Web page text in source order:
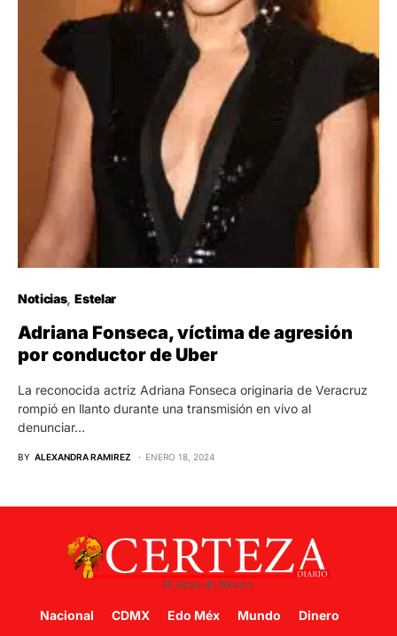
Noticias Estelar
Adriana Fonseca, víctima de agresión
por conductor de Uber
La reconocida actriz Adriana Fonseca originaria de Veracruz
rompió en llanto durante una transmisión en vivo al
denunciar…
BY ALEXANDRA RAMIREZ ENERO 18, 2024
Nacional CDMX Edo Méx Mundo
Dinero